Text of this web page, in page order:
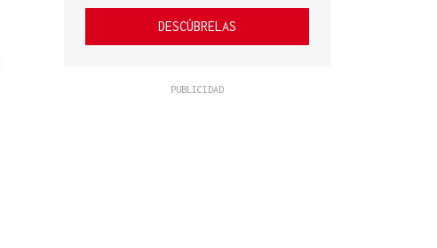
DESCÚBRELAS